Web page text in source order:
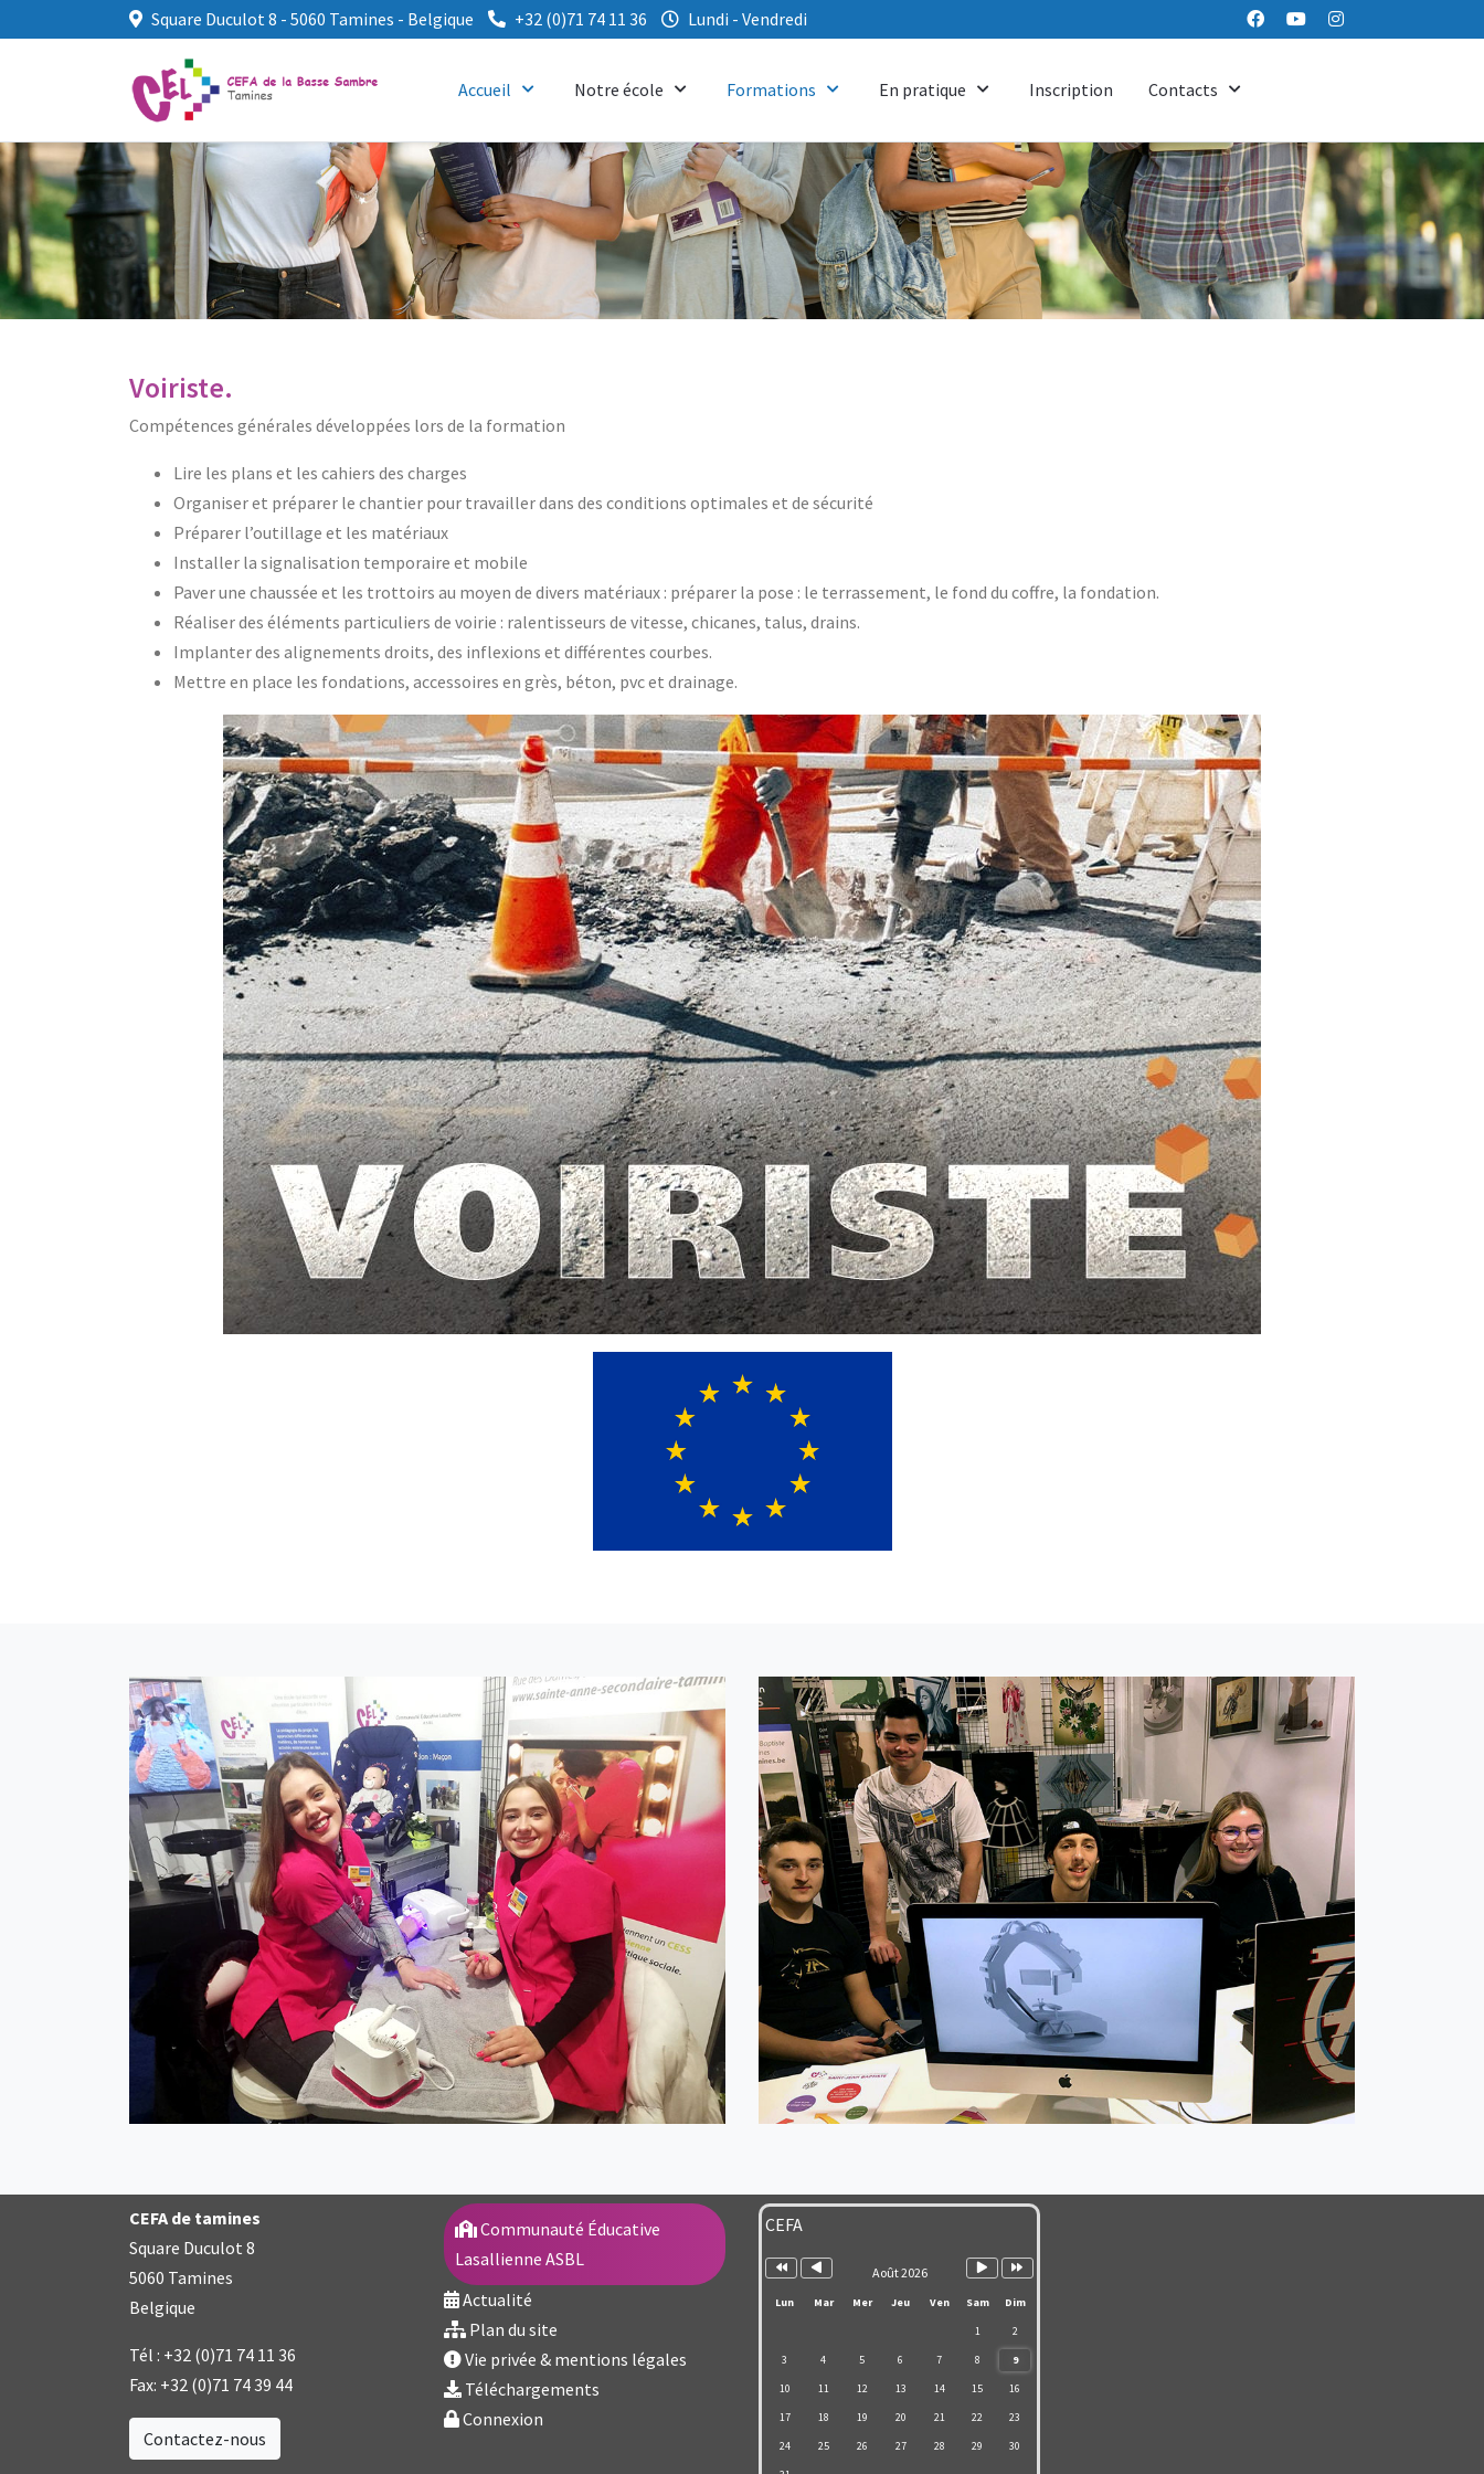
Square Duculot 8 - 5060 Tamines - Belgique +32 (0)71 74 11 36 Lundi - Vendredi
Accueil Notre école Formations En pratique Inscription Contacts
Voiriste.
Compétences générales développées lors de la formation
Lire les plans et les cahiers des charges
Organiser et préparer le chantier pour travailler dans des conditions optimales et de sécurité
Préparer l’outillage et les matériaux
Installer la signalisation temporaire et mobile
Paver une chaussée et les trottoirs au moyen de divers matériaux : préparer la pose : le terrassement, le fond du coffre, la fondation.
Réaliser des éléments particuliers de voirie : ralentisseurs de vitesse, chicanes, talus, drains.
Implanter des alignements droits, des inflexions et différentes courbes.
Mettre en place les fondations, accessoires en grès, béton, pvc et drainage.
CEFA de tamines
Square Duculot 8
5060 Tamines
Belgique
Tél : +32 (0)71 74 11 36
Fax: +32 (0)71 74 39 44
Contactez-nous
Communauté Éducative
Lasallienne ASBL
Actualité
Plan du site
Vie privée & mentions légales
Téléchargements
Connexion
CEFA
Année
précédente
Mois
précédent
Année
suivante
Mois
suivant
Août 2026
Lun Mar Mer Jeu Ven Sam
Dim
1
2
3
4 5 6 7 8
9
10
11 12 13 14 15
16
17
18 19 20 21 22
23
24
25 26 27 28 29
30